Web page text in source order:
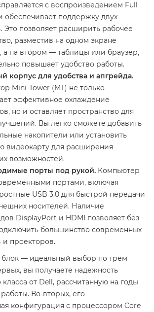
с воспроизведением Full
обеспечивает поддержку двух
Это позволяет расширить рабочее
разместив на одном экране
а на втором — таблицы или браузер,
повышает удобство работы.
корпус для удобства и апгрейда.
Mini-Tower (MT) не только
эффективное охлаждение
но и оставляет пространство для
Вы легко сможете добавить
накопители или установить
видеокарту для расширения
возможностей.
порты под рукой. Компьютер
портами, включая
USB 3.0 для быстрой передачи
носителей. Наличие
DisplayPort и HDMI позволяет без
большинство современных
проекторов.
блок — идеальный выбор по трем
вы получаете надежность
от Dell, рассчитанную на годы
Во-вторых, его
конфигурация с процессором Core